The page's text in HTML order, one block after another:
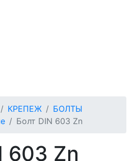
КРЕПЕЖ
БОЛТЫ
Болт DIN 603 Zn
603 Zn